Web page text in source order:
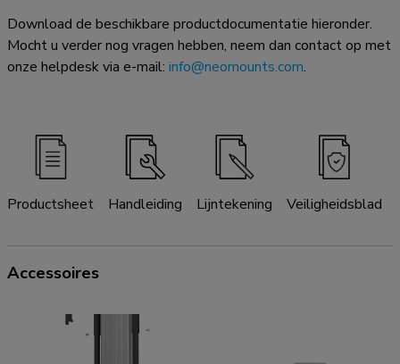
Download de beschikbare productdocumentatie hieronder.
Mocht u verder nog vragen hebben, neem dan contact op met
onze helpdesk via e-mail: info@neomounts.com.
Productsheet Handleiding Lijntekening Veiligheidsblad
Accessoires